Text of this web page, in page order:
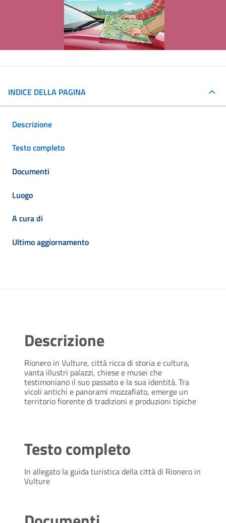
INDICE DELLA PAGINA
Descrizione
Testo completo
Documenti
Luogo
A cura di
Ultimo aggiornamento
Descrizione
Rionero in Vulture, città ricca di storia e cultura,
vanta illustri palazzi, chiese e musei che
testimoniano il suo passato e la sua identità. Tra
vicoli antichi e panorami mozzafiato, emerge un
territorio fiorente di tradizioni e produzioni tipiche
Testo completo
In allegato la guida turistica della città di Rionero in
Vulture